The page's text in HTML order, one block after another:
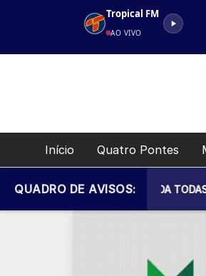
Tropical FM
AO VIVO
Início Quatro Pontes
QUADRO DE AVISOS:
SAÚDE CONVIDA TODAS AS